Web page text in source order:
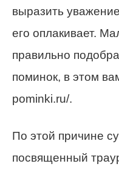
выразить
его оплакивает.
правильно
поминок, в этом
pominki.ru/.
По этой причине
посвященный